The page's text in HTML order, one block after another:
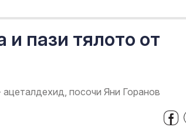
пази тялото от
ацеталдехид, посочи Яни Горанов